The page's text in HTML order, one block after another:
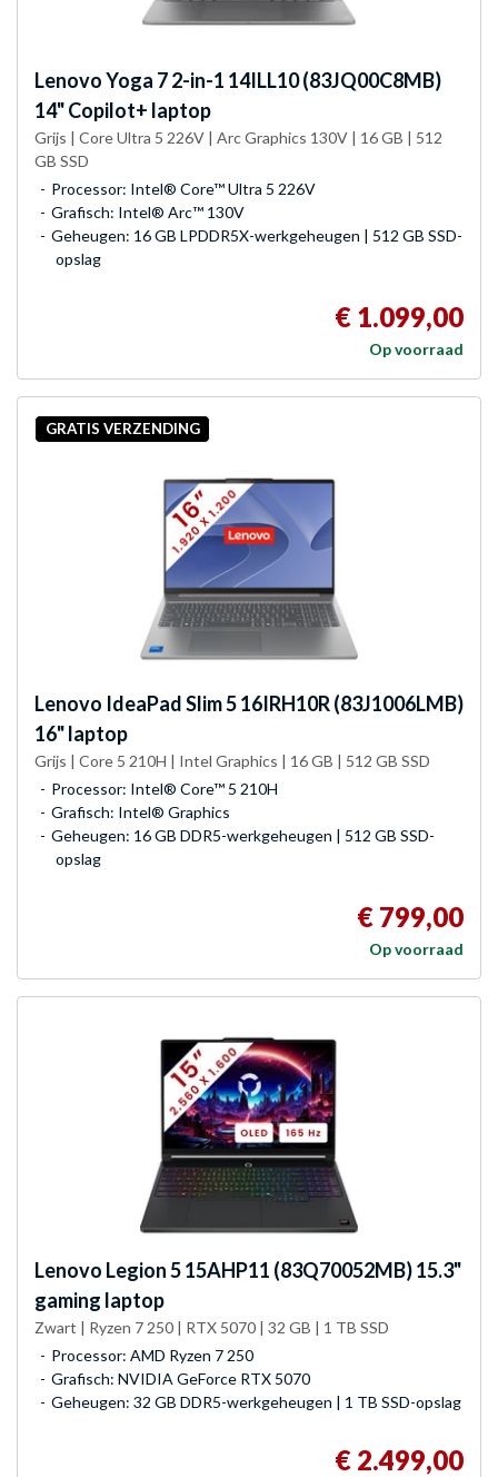
LenovoYoga 7 2-in-1 14ILL10 (83JQ00C8MB)
14" Copilot+ laptop
Grijs | Core Ultra 5 226V | Arc Graphics 130V | 16 GB | 512
GB SSD
Processor: Intel® Core™ Ultra 5 226V
Grafisch: Intel® Arc™ 130V
Geheugen: 16 GB LPDDR5X-werkgeheugen | 512 GB SSD-
opslag
€ 1.099,00
Op voorraad
GRATIS VERZENDING
Lenovo IdeaPad Slim 5 16IRH10R (83J1006LMB)
16" laptop
Grijs | Core 5 210H | Intel Graphics | 16 GB | 512 GB SSD
Processor: Intel® Core™ 5 210H
Grafisch: Intel® Graphics
Geheugen: 16 GB DDR5-werkgeheugen | 512 GB SSD-
opslag
€ 799,00
Op voorraad
Lenovo Legion 5 15AHP11 (83Q70052MB) 15.3"
gaming laptop
Zwart | Ryzen 7 250 | RTX 5070 | 32 GB | 1 TB SSD
Processor: AMD Ryzen 7 250
Grafisch: NVIDIA GeForce RTX 5070
Geheugen: 32 GB DDR5-werkgeheugen | 1 TB SSD-opslag
€ 2.499,00